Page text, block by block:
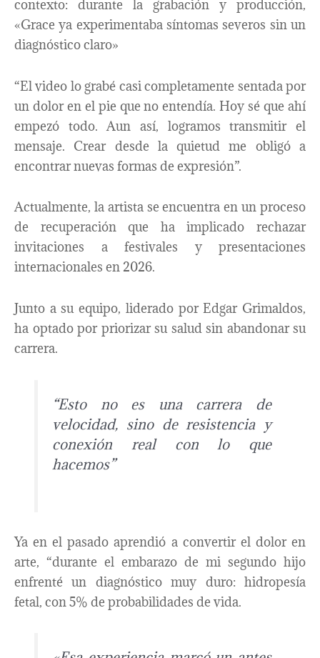
contexto: durante la grabación y producción,
«Grace ya experimentaba síntomas severos sin un
diagnóstico claro»
“El video lo grabé casi completamente sentada por
un dolor en el pie que no entendía. Hoy sé que ahí
empezó todo. Aun así, logramos transmitir el
mensaje. Crear desde la quietud me obligó a
encontrar nuevas formas de expresión”.
Actualmente, la artista se encuentra en un proceso
de recuperación que ha implicado rechazar
invitaciones a festivales y presentaciones
internacionales en 2026.
Junto a su equipo, liderado por Edgar Grimaldos,
ha optado por priorizar su salud sin abandonar su
carrera.
“Esto no es una carrera de
velocidad, sino de resistencia y
conexión real con lo que
hacemos”
Ya en el pasado aprendió a convertir el dolor en
arte, “durante el embarazo de mi segundo hijo
enfrenté un diagnóstico muy duro: hidropesía
fetal, con 5% de probabilidades de vida.